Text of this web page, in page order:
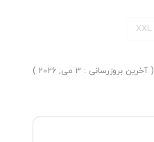
XXL
( آخرین بروزرسانی : 3 می, 2026 )